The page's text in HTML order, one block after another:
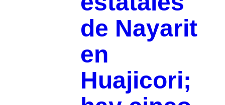
de Nayarit
en
Huajicori;